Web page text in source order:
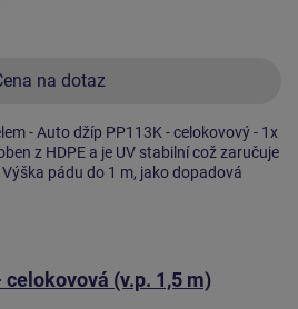
na dotaz
- Auto džíp PP113K - celokovový - 1x
z HDPE a je UV stabilní což zaručuje
pádu do 1 m, jako dopadová
(v.p. 1,5 m)